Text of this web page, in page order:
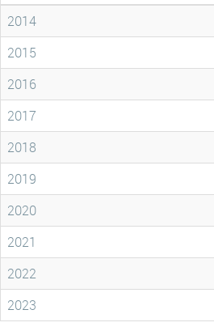
2014
2015
2016
2017
2018
2019
2020
2021
2022
2023